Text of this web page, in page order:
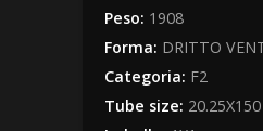
Peso: 1908
Forma: DRITTO
Categoria: F2
Tube size: 20.25X150